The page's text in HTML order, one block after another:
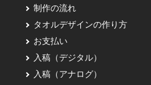
制作の流れ
タオルデザインの作り方
お支払い
入稿（デジタル）
入稿（アナログ）